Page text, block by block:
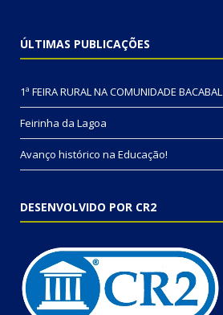
ÚLTIMAS PUBLICAÇÕES
1ª FEIRA RURAL NA COMUNIDADE BACABAL
Feirinha da Lagoa
Avanço histórico na Educação!
DESENVOLVIDO POR CR2